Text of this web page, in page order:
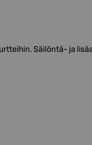
Säilöntä- ja